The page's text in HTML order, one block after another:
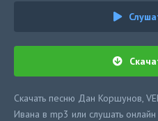
Скачать песню Дан Коршунов,
Ивана в mp3 или слушать онлайн